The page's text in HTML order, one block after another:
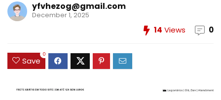
yfvhezog@gmail.com
December 1, 2025
14 Views 0
Save
0